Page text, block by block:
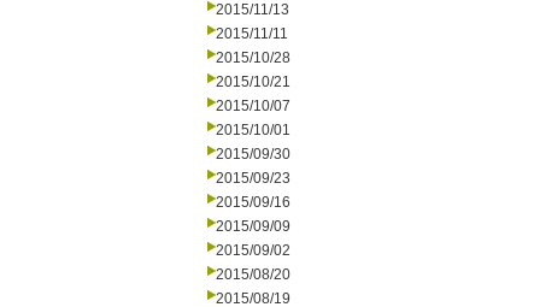
2015/11/13
2015/11/11
2015/10/28
2015/10/21
2015/10/07
2015/10/01
2015/09/30
2015/09/23
2015/09/16
2015/09/09
2015/09/02
2015/08/20
2015/08/19